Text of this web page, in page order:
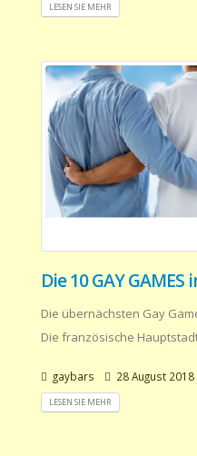
LESEN SIE MEHR
Die 10 GAY GAMES
Die übernächsten Gay
Die französische
gaybars 28 August 2018
LESEN SIE MEHR